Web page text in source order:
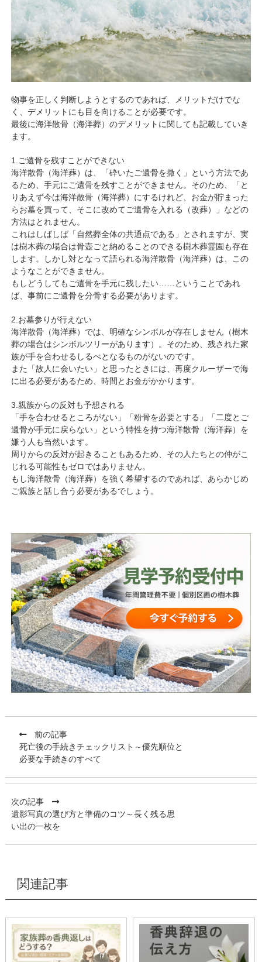
物事を正しく判断しようとするのであれば、メリットだけでな
く、デメリットにも目を向けることが必要です。
最後に海洋散骨（海洋葬）のデメリットに関しても記載していき
ます。
1.ご遺骨を残すことができない
海洋散骨（海洋葬）は、「砕いたご遺骨を撒く」という方法であ
るため、手元にご遺骨を残すことができません。そのため、「と
りあえず今は海洋散骨（海洋葬）にするけれど、お金が貯まった
らお墓を買って、そこに改めてご遺骨を入れる（改葬）」などの
方法はとれません。
これはしばしば「自然葬全体の共通点である」とされますが、実
は樹木葬の場合は骨壺ごと納めることのできる樹木葬霊園も存在
します。しかし対となって語られる海洋散骨（海洋葬）は、この
ようなことができません。
もしどうしてもご遺骨を手元に残したい……ということであれ
ば、事前にご遺骨を分骨する必要があります。
2.お墓参りが行えない
海洋散骨（海洋葬）では、明確なシンボルが存在しません（樹木
葬の場合はシンボルツリーがあります）。そのため、残された家
族が手を合わせるしるべとなるものがないのです。
また「故人に会いたい」と思ったときには、再度クルーザーで海
に出る必要があるため、時間とお金がかかります。
3.親族からの反対も予想される
「手を合わせるところがない」「粉骨を必要とする」「二度とご
遺骨が手元に戻らない」という特性を持つ海洋散骨（海洋葬）を
嫌う人も当然います。
周りからの反対が起きることもあるため、その人たちとの仲がこ
じれる可能性もゼロではありません。
もし海洋散骨（海洋葬）を強く希望するのであれば、あらかじめ
ご親族と話し合う必要があるでしょう。
前の記事
死亡後の手続きチェックリスト～優先順位と
必要な手続きのすべて
次の記事
遺影写真の選び方と準備のコツ～長く残る思
い出の一枚を
関連記事